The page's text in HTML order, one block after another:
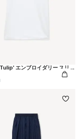
'KENZO Tulip' エンブロイダリー スリム Tシャツ イン コットン